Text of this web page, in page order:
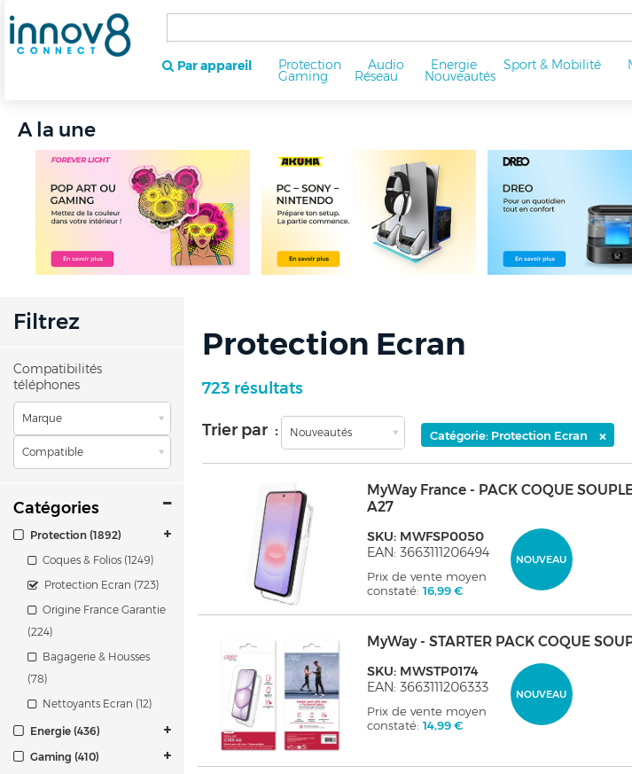
Par appareil Protection Audio Energie Sport & Mobilité
Gaming Réseau Nouveautés
A la une
Filtrez
Compatibilités
téléphones
Marque
Compatible
Catégories
Protection (1892)
Coques & Folios (1249)
Protection Ecran (723)
Origine France Garantie
(224)
Bagagerie & Housses
(78)
Nettoyants Ecran (12)
Energie (436)
Gaming (410)
Protection Ecran
723 résultats
Trier par : Nouveautés Catégorie: Protection Ecran ×
MyWay France - PACK COQUE
A27
NOUVEAU
SKU: MWFSP0050
EAN: 3663111206494
Prix de vente moyen
constaté:16,99 €
MyWay - STARTER PACK COQUE
NOUVEAU
SKU: MWSTP0174
EAN: 3663111206333
Prix de vente moyen
constaté:14,99 €